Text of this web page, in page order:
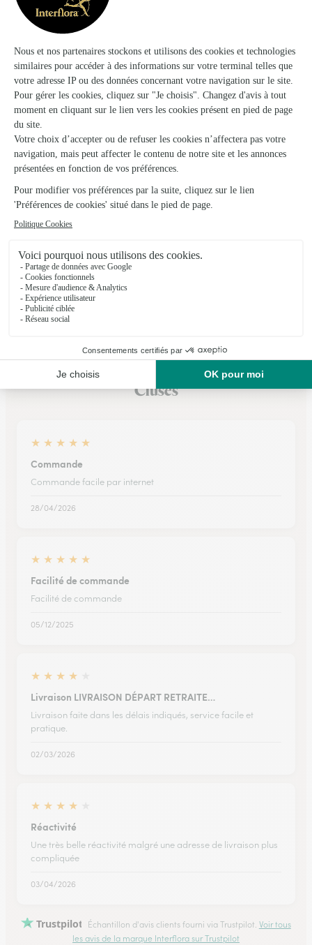
Abondance
★★
4.5 (32)
Résidence Les Alpes
Voir la boutique
Fleuri’cimes
Chamonix Mont Blanc
164, avenue L'aiguille du Midi
Voir la boutique
Ils ont fait livrer des fleurs ou une plante à
Cluses
★ ★ ★ ★ ★
Commande
Commande facile par internet
28/04/2026
★ ★ ★ ★ ★
Facilité de commande
Facilité de commande
05/12/2025
★ ★ ★ ★
Livraison LIVRAISON DÉPART RETRAITE…
Livraison faite dans les délais indiqués, service facile et
pratique.
02/03/2026
★ ★ ★ ★
Réactivité
Une très belle réactivité malgré une adresse de livraison plus
compliquée
03/04/2026
Trustpilot Échantillon d'avis clients fourni via Trustpilot. Voir tous
les avis de la marque Interflora sur Trustpilot